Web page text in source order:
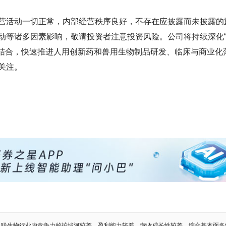
活动一切正常，内部经营秩序良好，不存在应披露而未披露的
诸多因素影响，敬请投资者注意投资风险。公司将持续深化
合，快速推进人用创新药和兽用生物制品研发、临床与商业化
注。